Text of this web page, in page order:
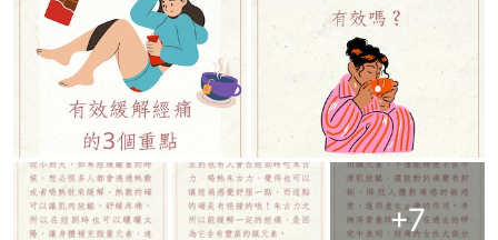
+7